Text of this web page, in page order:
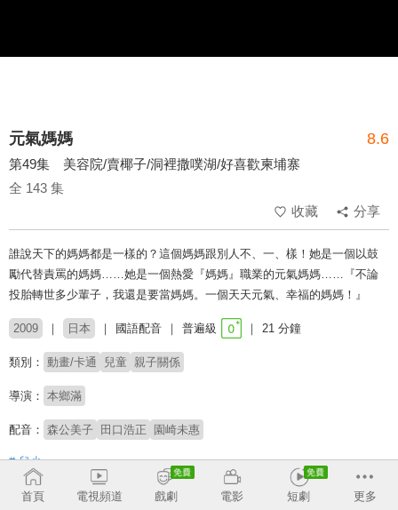
元氣媽媽 8.6
第49集 美容院/賣椰子/洞裡撒噗湖/好喜歡柬埔寨
全 143 集
收藏
分享
誰說天下的媽媽都是一樣的？這個媽媽跟別人不、一、樣！她是一個以鼓
勵代替責罵的媽媽……她是一個熱愛『媽媽』職業的元氣媽媽……『不論
投胎轉世多少輩子，我還是要當媽媽。一個天天元氣、幸福的媽媽！』
2009 日本 國語配音 普遍級 21 分鐘
類別： 動畫/卡通 兒童 親子關係
導演： 本鄉滿
配音： 森公美子 田口浩正 園崎未惠
# 兒少
首頁 電視頻道 戲劇 電影 短劇 更多